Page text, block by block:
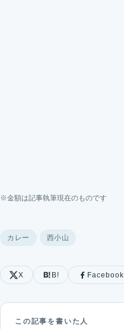
※金額は記事執筆現在のものです
カレー 西小山
X B! Facebook
この記事を書いた人